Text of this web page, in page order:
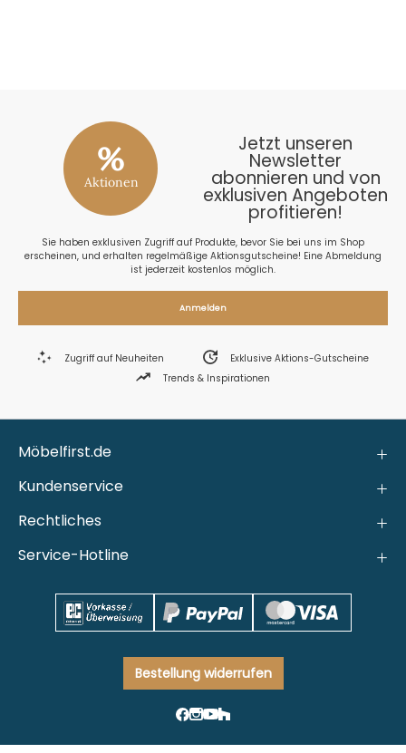
%
Aktionen
Jetzt unseren
Newsletter
abonnieren und von
exklusiven Angeboten
profitieren!
Sie haben exklusiven Zugriff auf Produkte, bevor Sie bei uns im Shop
erscheinen, und erhalten regelmäßige Aktionsgutscheine! Eine Abmeldung
ist jederzeit kostenlos möglich.
Anmelden
Zugriff auf Neuheiten
Exklusive Aktions-Gutscheine
Trends & Inspirationen
Möbelfirst.de
Kundenservice
Rechtliches
Service-Hotline
Bestellung widerrufen